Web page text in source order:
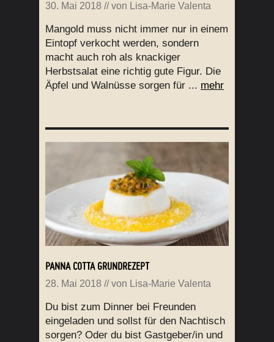
30. Mai 2018 // von Lisa-Marie Valenta
Mangold muss nicht immer nur in einem
Eintopf verkocht werden, sondern
macht auch roh als knackiger
Herbstsalat eine richtig gute Figur. Die
Äpfel und Walnüsse sorgen für ... mehr
PANNA COTTA GRUNDREZEPT
28. Mai 2018 // von Lisa-Marie Valenta
Du bist zum Dinner bei Freunden
eingeladen und sollst für den Nachtisch
sorgen? Oder du bist Gastgeber/in und